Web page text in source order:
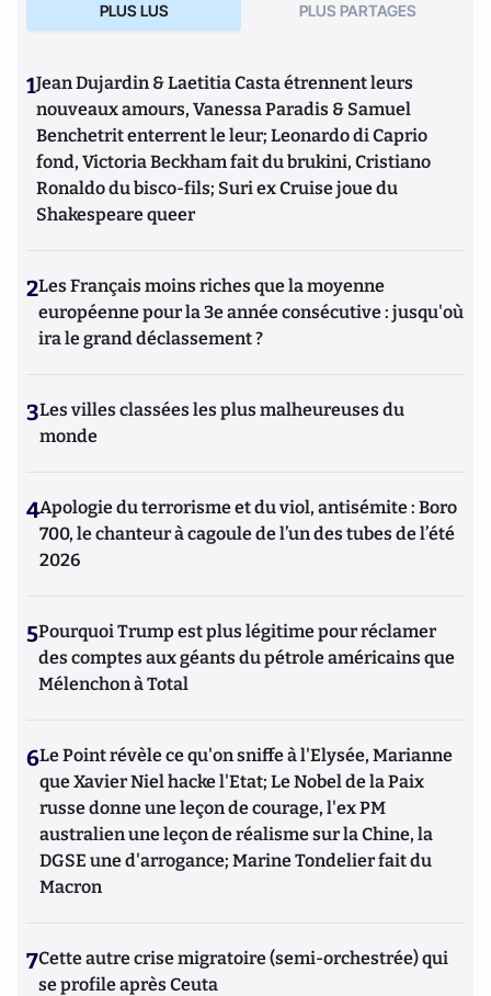
PLUS LUS PLUS PARTAGES
1Jean Dujardin & Laetitia Casta étrennent leurs
nouveaux amours, Vanessa Paradis & Samuel
Benchetrit enterrent le leur; Leonardo di Caprio
fond, Victoria Beckham fait du brukini, Cristiano
Ronaldo du bisco-fils; Suri ex Cruise joue du
Shakespeare queer
2Les Français moins riches que la moyenne
européenne pour la 3e année consécutive : jusqu'où
ira le grand déclassement ?
3Les villes classées les plus malheureuses du
monde
4Apologie du terrorisme et du viol, antisémite : Boro
700, le chanteur à cagoule de l’un des tubes de l’été
2026
5Pourquoi Trump est plus légitime pour réclamer
des comptes aux géants du pétrole américains que
Mélenchon à Total
6Le Point révèle ce qu'on sniffe à l'Elysée, Marianne
que Xavier Niel hacke l'Etat; Le Nobel de la Paix
russe donne une leçon de courage, l'ex PM
australien une leçon de réalisme sur la Chine, la
DGSE une d'arrogance; Marine Tondelier fait du
Macron
7Cette autre crise migratoire (semi-orchestrée) qui
se profile après Ceuta